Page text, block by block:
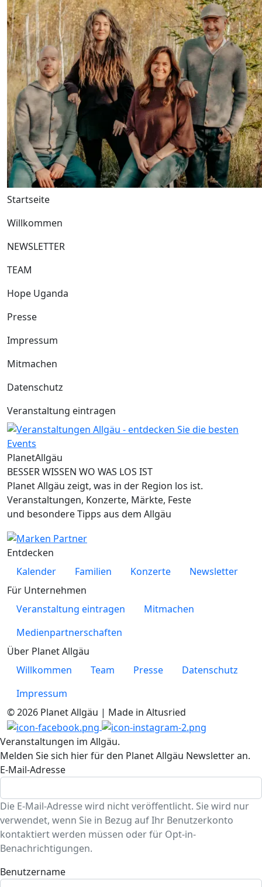
Startseite
Willkommen
NEWSLETTER
TEAM
Hope Uganda
Presse
Impressum
Mitmachen
Datenschutz
Veranstaltung eintragen
PlanetAllgäu
BESSER WISSEN WO WAS LOS IST
Planet Allgäu zeigt, was in der Region los ist.
Veranstaltungen, Konzerte, Märkte, Feste
und besondere Tipps aus dem Allgäu
Entdecken
Kalender
Familien Konzerte
Newsletter
Für Unternehmen
Veranstaltung eintragen
Mitmachen
Medienpartnerschaften
Über Planet Allgäu
Willkommen
Team Presse
Datenschutz
Impressum
© 2026 Planet Allgäu | Made in Altusried
Veranstaltungen im Allgäu.
Melden Sie sich hier für den Planet Allgäu Newsletter an.
E-Mail-Adresse
Die E-Mail-Adresse wird nicht veröffentlicht. Sie wird nur
verwendet, wenn Sie in Bezug auf Ihr Benutzerkonto
kontaktiert werden müssen oder für Opt-in-
Benachrichtigungen.
Benutzername